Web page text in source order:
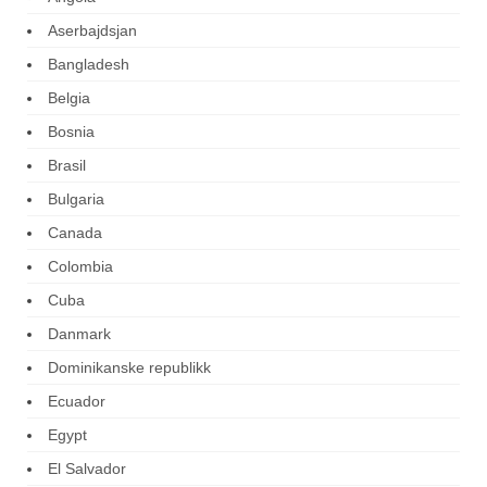
Aserbajdsjan
Bangladesh
Belgia
Bosnia
Brasil
Bulgaria
Canada
Colombia
Cuba
Danmark
Dominikanske republikk
Ecuador
Egypt
El Salvador